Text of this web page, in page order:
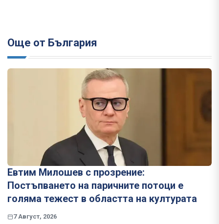
Още от България
Евтим Милошев с прозрение:
Постъпването на паричните потоци е
голяма тежест в областта на културата
7 Август, 2026